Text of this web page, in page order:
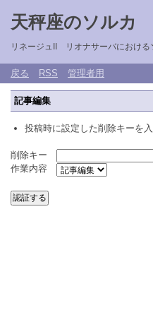
天秤座のソルカ
リネージュII リオナサーバにおける
戻る RSS 管理者用
記事編集
投稿時に設定した削除キーを入
削除キー
作業内容